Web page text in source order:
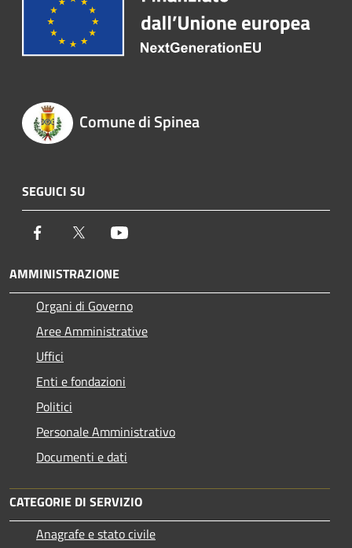
Comune di Spinea
SEGUICI SU
Facebook Twitter
AMMINISTRAZIONE
Organi di Governo
Aree Amministrative
Uffici
Enti e fondazioni
Politici
Personale Amministrativo
Documenti e dati
CATEGORIE DI SERVIZIO
Anagrafe e stato civile